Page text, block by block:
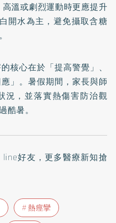
溫或劇烈運動時更應提升
開水為主，避免攝取含糖
核心在於「提高警覺」、
」。暑假期間，家長與師
況，並落實熱傷害防治觀
酷暑。
line好友 ，更多醫療新知搶
熱痙攣